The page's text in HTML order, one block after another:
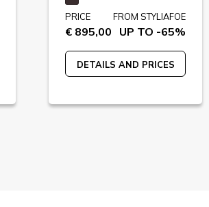
PRICE
€ 895,00
FROM STYLIAFOE
UP TO -65%
DETAILS AND PRICES